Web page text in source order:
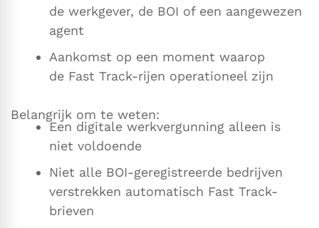
de werkgever, de BOI of een aangewezen
agent
Aankomst op een moment waarop
de Fast Track-rijen operationeel zijn
Belangrijk om te weten:
Een digitale werkvergunning alleen is
niet voldoende
Niet alle BOI-geregistreerde bedrijven
verstrekken automatisch Fast Track-
brieven